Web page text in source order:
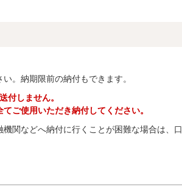
。納期限前の納付もできます。
付しません。
ご使用いただき納付してください。
関などへ納付に行くことが困難な場合は、